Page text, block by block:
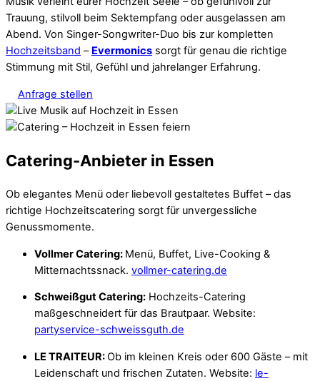
Trauung, stilvoll beim Sektempfang oder ausgelassen am
Abend. Von Singer-Songwriter-Duo bis zur kompletten
Hochzeitsband – Evermonics sorgt für genau die richtige
Stimmung mit Stil, Gefühl und jahrelanger Erfahrung.
Anfrage stellen
Catering-Anbieter in Essen
Ob elegantes Menü oder liebevoll gestaltetes Buffet – das
richtige Hochzeitscatering sorgt für unvergessliche
Genussmomente. ​​
Vollmer Catering: Menü, Buffet, Live-Cooking &
Mitternachtssnack. vollmer-catering.de​
Schweißgut Catering: Hochzeits-Catering
maßgeschneidert für das Brautpaar. Website:
partyservice-schweissguth.de
LE TRAITEUR:Ob im kleinen Kreis oder 600 Gäste – mit
Leidenschaft und frischen Zutaten. Website: le-